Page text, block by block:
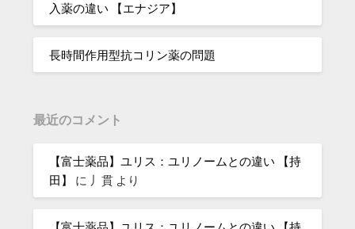
入薬の違い 【エナジア】
長時間作用型抗コリン薬の問題
最近のコメント
【富士薬品】ユリス：ユリノームとの違い 【持
田】
に 丿貫 より